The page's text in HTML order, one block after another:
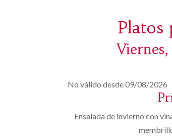
Platos
No válido desde 09/08/2026
Ensalada de invierno con